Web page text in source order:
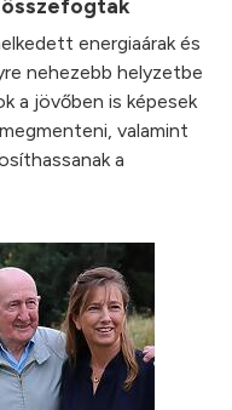
összefogtak
energiaárak és
nehezebb helyzetbe
a jövőben is képesek
valamint
a